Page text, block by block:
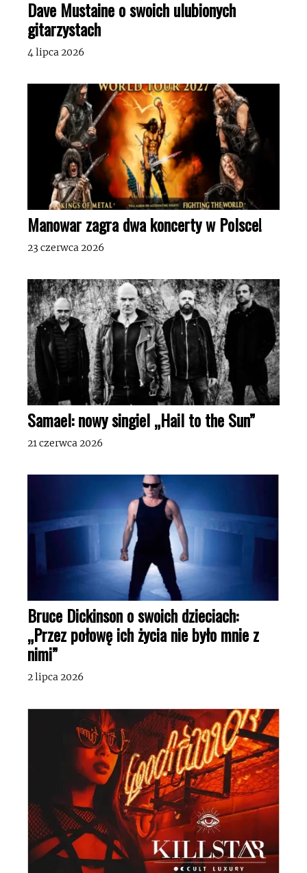
Dave Mustaine o swoich ulubionych
gitarzystach
4 lipca 2026
Manowar zagra dwa koncerty w Polsce!
23 czerwca 2026
Samael: nowy singiel „Hail to the Sun”
21 czerwca 2026
Bruce Dickinson o swoich dzieciach:
„Przez połowę ich życia nie było mnie z
nimi”
2 lipca 2026